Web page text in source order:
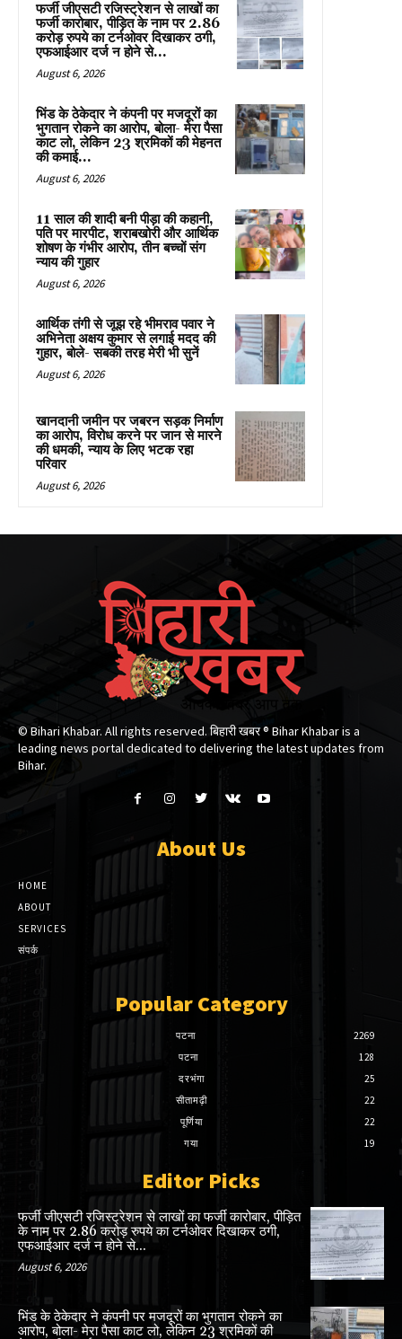
फर्जी जीएसटी रजिस्ट्रेशन से लाखों का
फर्जी कारोबार, पीड़ित के नाम पर 2.86
करोड़ रुपये का टर्नओवर दिखाकर ठगी,
एफआईआर दर्ज न होने से...
August 6, 2026
भिंड के ठेकेदार ने कंपनी पर मजदूरों का
भुगतान रोकने का आरोप, बोला- मेरा पैसा
काट लो, लेकिन 23 श्रमिकों की मेहनत
की कमाई...
August 6, 2026
11 साल की शादी बनी पीड़ा की कहानी,
पति पर मारपीट, शराबखोरी और आर्थिक
शोषण के गंभीर आरोप, तीन बच्चों संग
न्याय की गुहार
August 6, 2026
आर्थिक तंगी से जूझ रहे भीमराव पवार ने
अभिनेता अक्षय कुमार से लगाई मदद की
गुहार, बोले- सबकी तरह मेरी भी सुनें
August 6, 2026
खानदानी जमीन पर जबरन सड़क निर्माण
का आरोप, विरोध करने पर जान से मारने
की धमकी, न्याय के लिए भटक रहा
परिवार
August 6, 2026
© Bihari Khabar. All rights reserved. बिहारी खबर ®​ Bihar Khabar is a
leading news portal dedicated to delivering the latest updates from
Bihar.
About Us
HOME
ABOUT
SERVICES
संपर्क
Popular Category
पटना
2269
पटना
128
दरभंगा
25
सीतामढ़ी
22
पूर्णिया
22
गया
19
Editor Picks
फर्जी जीएसटी रजिस्ट्रेशन से लाखों का फर्जी कारोबार, पीड़ित
के नाम पर 2.86 करोड़ रुपये का टर्नओवर दिखाकर ठगी,
एफआईआर दर्ज न होने से...
August 6, 2026
भिंड के ठेकेदार ने कंपनी पर मजदूरों का भुगतान रोकने का
आरोप, बोला- मेरा पैसा काट लो, लेकिन 23 श्रमिकों की